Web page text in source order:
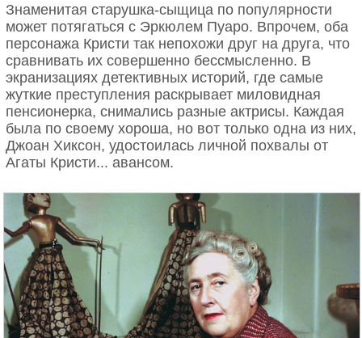
Знаменитая старушка-сыщица по популярности
может потягаться с Эркюлем Пуаро. Впрочем, оба
персонажа Кристи так непохожи друг на друга, что
сравнивать их совершенно бессмысленно. В
экранизациях детективных историй, где самые
жуткие преступления раскрывает миловидная
пенсионерка, снимались разные актрисы. Каждая
была по своему хороша, но вот только одна из них,
Джоан Хиксон, удостоилась личной похвалы от
Агаты Кристи... авансом.